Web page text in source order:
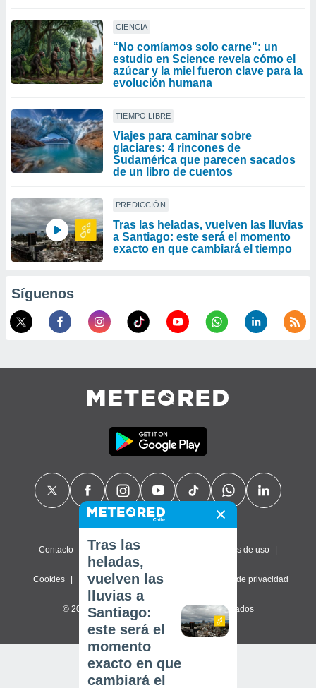
CIENCIA
“No comíamos solo carne": un
estudio en Science revela cómo el
azúcar y la miel fueron clave para la
evolución humana
TIEMPO LIBRE
Viajes para caminar sobre
glaciares: 4 rincones de
Sudamérica que parecen sacados
de un libro de cuentos
PREDICCIÓN
Tras las heladas, vuelven las lluvias
a Santiago: este será el momento
exacto en que cambiará el tiempo
Síguenos
Contacto Sobre nosotros Términos de uso
Cookies Política de privacidad Configuración de privacidad
© 2026 Meteored. Todos los derechos reservados
Tras las
heladas,
vuelven las
lluvias a
Santiago:
este será el
momento
exacto en que
cambiará el